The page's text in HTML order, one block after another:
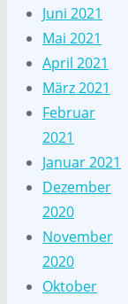
Juni 2021
Mai 2021
April 2021
März 2021
Februar
2021
Januar 2021
Dezember
2020
November
2020
Oktober